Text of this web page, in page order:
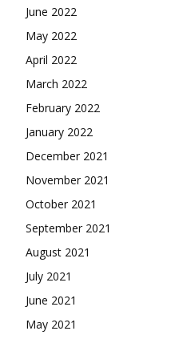
June 2022
May 2022
April 2022
March 2022
February 2022
January 2022
December 2021
November 2021
October 2021
September 2021
August 2021
July 2021
June 2021
May 2021